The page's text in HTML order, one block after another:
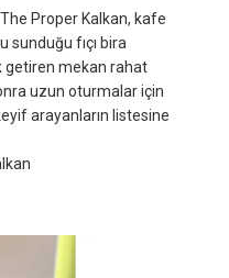
Proper Kalkan, kafe
sunduğu fıçı bira
getiren mekan rahat
uzun oturmalar için
arayanların listesine